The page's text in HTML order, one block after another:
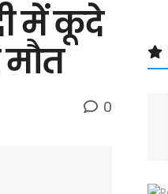
में कूदे
0